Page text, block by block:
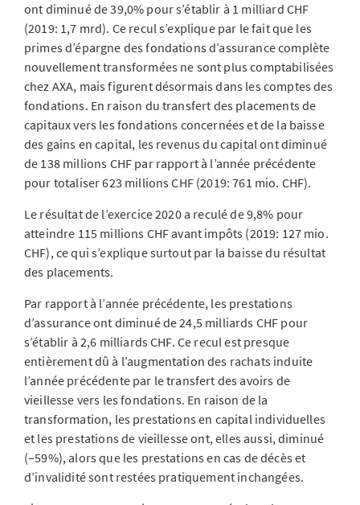
ont diminué de 39,0% pour s’établir à 1 milliard CHF
(2019: 1,7 mrd). Ce recul s’explique par le fait que les
primes d’épargne des fondations d’assurance complète
nouvellement transformées ne sont plus comptabilisées
chez AXA, mais figurent désormais dans les comptes des
fondations. En raison du transfert des placements de
capitaux vers les fondations concernées et de la baisse
des gains en capital, les revenus du capital ont diminué
de 138 millions CHF par rapport à l’année précédente
pour totaliser 623 millions CHF (2019: 761 mio. CHF).
Le résultat de l’exercice 2020 a reculé de 9,8% pour
atteindre 115 millions CHF avant impôts (2019: 127 mio.
CHF), ce qui s’explique surtout par la baisse du résultat
des placements.
Par rapport à l’année précédente, les prestations
d’assurance ont diminué de 24,5 milliards CHF pour
s’établir à 2,6 milliards CHF. Ce recul est presque
entièrement dû à l’augmentation des rachats induite
l’année précédente par le transfert des avoirs de
vieillesse vers les fondations. En raison de la
transformation, les prestations en capital individuelles
et les prestations de vieillesse ont, elles aussi, diminué
(–59%), alors que les prestations en cas de décès et
d’invalidité sont restées pratiquement inchangées.